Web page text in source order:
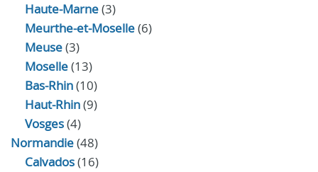
Haute-Marne(3)
Meurthe-et-Moselle(6)
Meuse(3)
Moselle(13)
Bas-Rhin(10)
Haut-Rhin(9)
Vosges(4)
Normandie(48)
Calvados(16)